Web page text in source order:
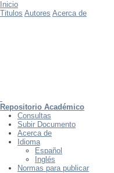
Inicio
Titulos Autores Acerca de
Repositorio Académico
Consultas
Subir Documento
Acerca de
Idioma
Español
Inglés
Normas para publicar